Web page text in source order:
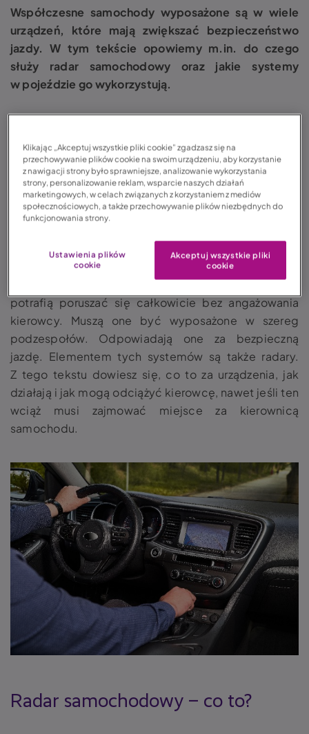
Współczesne samochody wyposażone są w wiele
urządzeń, które mają zwiększać bezpieczeństwo
jazdy. W tym tekście opowiemy m.in. do czego
służy radar samochodowy oraz jakie systemy
w pojeździe go wykorzystują.
Radar samochodowy – co to?
2.Jak działa radar w samochodzie?
3.Przed czym chroni radar samochodowy?
Czujnik radarowy. Kilka słów na koniec
Obecnie istnieją pojazdy, które byłyby w stanie
jeździć w pełni autonomicznie. Takie samochody
potrafią poruszać się całkowicie bez angażowania
kierowcy. Muszą one być wyposażone w szereg
podzespołów. Odpowiadają one za bezpieczną
jazdę. Elementem tych systemów są także radary.
Z tego tekstu dowiesz się, co to za urządzenia, jak
działają i jak mogą odciążyć kierowcę, nawet jeśli ten
wciąż musi zajmować miejsce za kierownicą
samochodu.
Radar samochodowy – co to?
Klikając „Akceptuj wszystkie pliki cookie” zgadzasz się na
przechowywanie plików cookie na swoim urządzeniu, aby korzystanie
z nawigacji strony było sprawniejsze, analizowanie wykorzystania
strony, personalizowanie reklam, wsparcie naszych działań
marketingowych, w celach związanych z korzystaniem z mediów
społecznościowych, a także przechowywanie plików niezbędnych do
funkcjonowania strony.
Ustawienia plików
cookie
Akceptuj wszystkie pliki
cookie